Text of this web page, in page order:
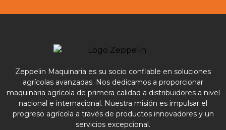
Zeppelin Maquinaria es su socio confiable en soluciones
agrícolas avanzadas. Nos dedicamos a proporcionar
maquinaria agrícola de primera calidad a distribuidores a nivel
nacional e internacional. Nuestra misión es impulsar el
progreso agrícola a través de productos innovadores y un
servicios excepcional.